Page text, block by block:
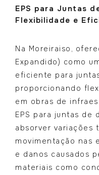
EPS para Juntas
Flexibilidade e
Na Moreiraiso,
Expandido) como
eficiente para
proporcionando
em obras de
EPS para juntas de
absorver variações
movimentação nas
e danos causados
materiais como